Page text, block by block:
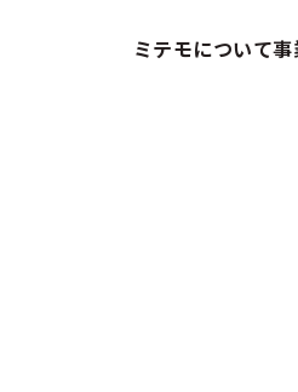
ミテモについて事